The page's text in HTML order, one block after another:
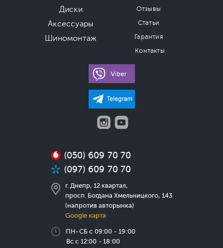
Диски
Аксессуары
Шиномонтаж
Отзывы
Статьи
Гарантия
Контакты
(050) 609 70 70
(097) 609 70 70
г. Днепр, 12 квартал,
просп. Богдана Хмельницкого, 143
(напротив авторынка)
Google карта
ПН-СБ с 09:00 - 19:00
Вс с 12:00 - 18:00